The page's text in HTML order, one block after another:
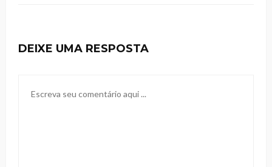
DEIXE UMA RESPOSTA